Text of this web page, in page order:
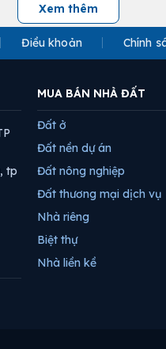
Xem thêm
Điều khoản Chính
tp
MUA BÁN NHÀ ĐẤT
Đất ở
Đất nền dự án
Đất nông nghiệp
Đất thương mại dịch vụ
Nhà riêng
Biệt thự
Nhà liền kề